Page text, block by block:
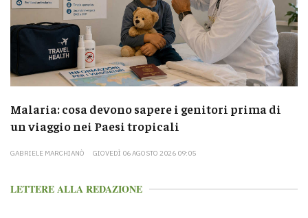
Malaria: cosa devono sapere i genitori prima di
un viaggio nei Paesi tropicali
GABRIELE MARCHIANÒ GIOVEDÌ 06 AGOSTO 2026 09:05
LETTERE ALLA REDAZIONE